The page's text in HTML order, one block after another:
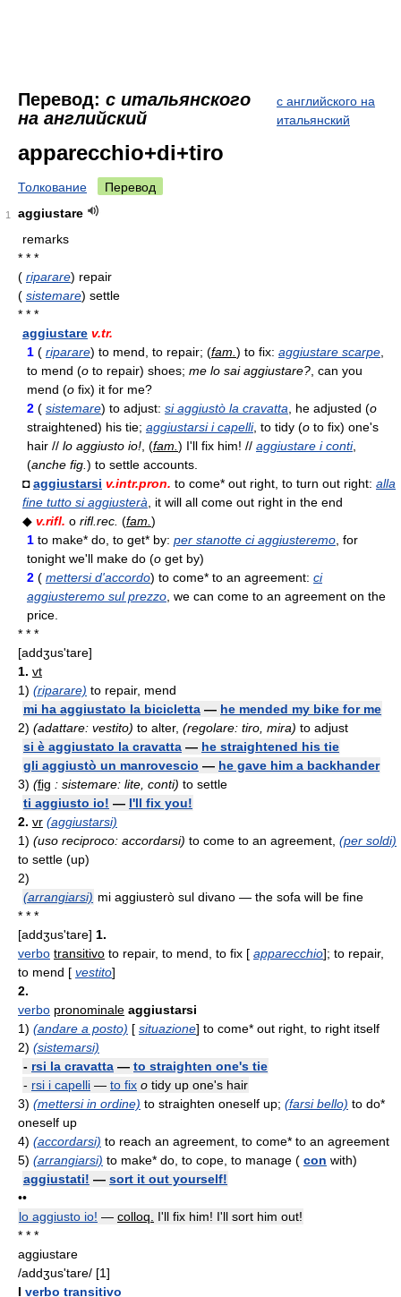
Перевод: с итальянского
на английский
с английского на
итальянский
apparecchio+di+tiro
Толкование Перевод
1
aggiustare
remarks
* * *
( riparare) repair
( sistemare) settle
* * *
aggiustare v.tr.
1 ( riparare) to mend, to repair; (fam. ) to fix: aggiustare scarpe
to mend (o to repair) shoes; me lo sai aggiustare? , can you
mend (o fix) it for me?
2 ( sistemare) to adjust: si aggiustò la cravatta , he adjusted (o
straightened) his tie; aggiustarsi i capelli, to tidy (o to fix) one's
hair // lo aggiusto io! , (fam. ) I'll fix him! // aggiustare i conti,
(anche fig. ) to settle accounts.
◘aggiustarsi v.intr.pron. to come* out right, to turn out right: alla
fine tutto si aggiusterà , it will all come out right in the end
◆ v.rifl. o rifl.rec. (fam. )
1 to make* do, to get* by: per stanotte ci aggiusteremo , for
tonight we'll make do (o get by)
2 ( mettersi d'accordo) to come* to an agreement: ci
aggiusteremo sul prezzo , we can come to an agreement on the
price.
* * *
[addʒus'tare]
1. vt
1) (riparare) to repair, mend
mi ha aggiustato la bicicletta — he mended my bike for me
2) (adattare: vestito) to alter, (regolare: tiro, mira) to adjust
si è aggiustato la cravatta — he straightened his tie
gli aggiustò un manrovescio — he gave him a backhander
3) (fig : sistemare: lite, conti) to settle
ti aggiusto io! — I'll fix you!
2. vr (aggiustarsi)
1) (uso reciproco: accordarsi) to come to an agreement, (per soldi)
to settle (up)
2)
(arrangiarsi) mi aggiusterò sul divano — the sofa will be fine
* * *
[addʒus'tare] 1.
verbo transitivo to repair, to mend, to fix [ apparecchio]; to repair,
to mend [ vestito]
2.
verbo pronominale aggiustarsi
1) (andare a posto) [ situazione] to come* out right, to right itself
2) (sistemarsi)
- rsi la cravatta — to straighten one's tie
- rsi i capelli — to fix o tidy up one's hair
3) (mettersi in ordine) to straighten oneself up; (farsi bello) to do*
oneself up
4) (accordarsi) to reach an agreement, to come* to an agreement
5) (arrangiarsi) to make* do, to cope, to manage ( con with)
aggiustati! — sort it out yourself!
••
lo aggiusto io! — colloq.
I'll fix him! I'll sort him out!
* * *
aggiustare
/addʒus'tare/ [1]
I verbo transitivo